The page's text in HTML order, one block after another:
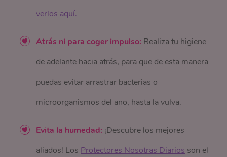
verlos aquí.
Atrás ni para coger impulso: Realiza tu higiene
de adelante hacia atrás, para que de esta manera
puedas evitar arrastrar bacterias o
microorganismos del ano, hasta la vulva.
Evita la humedad: ¡Descubre los mejores
aliados! Los Protectores Nosotras Diarios son el